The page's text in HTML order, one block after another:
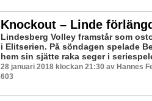
Knockout – Linde
Lindesberg Volley framstår som
i Elitserien. På söndagen spelade
hem sin sjätte raka seger i
28 januari 2018 klockan 21:30 av Hannes
603